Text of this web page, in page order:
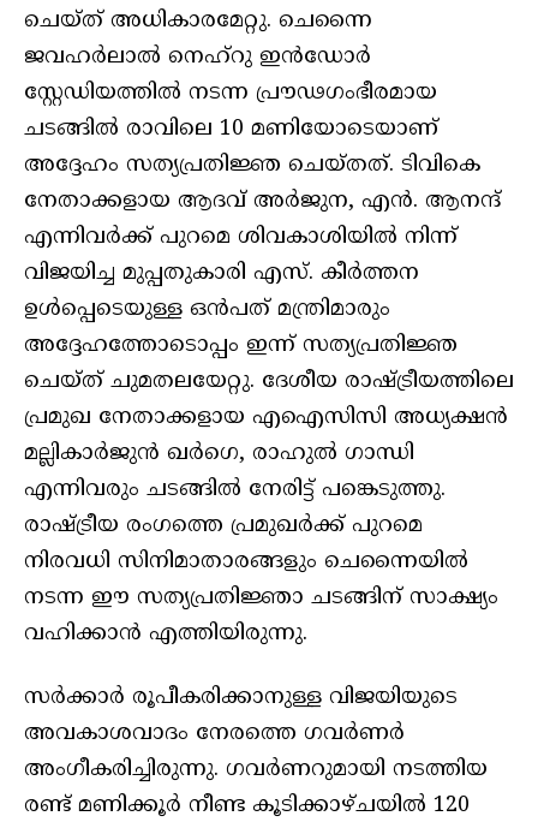
ചെയ്ത് അധികാരമേറ്റു. ചെന്നൈ
ജവഹർലാൽ നെഹ്‌റു ഇൻഡോർ
സ്റ്റേഡിയത്തിൽ നടന്ന പ്രൗഢഗംഭീരമായ
ചടങ്ങിൽ രാവിലെ 10 മണിയോടെയാണ്
അദ്ദേഹം സത്യപ്രതിജ്ഞ ചെയ്തത്. ടിവികെ
നേതാക്കളായ ആദവ് അർജുന, എൻ. ആനന്ദ്
എന്നിവർക്ക് പുറമെ ശിവകാശിയിൽ നിന്ന്
വിജയിച്ച മുപ്പതുകാരി എസ്. കീർത്തന
ഉൾപ്പെടെയുള്ള ഒൻപത് മന്ത്രിമാരും
അദ്ദേഹത്തോടൊപ്പം ഇന്ന് സത്യപ്രതിജ്ഞ
ചെയ്ത് ചുമതലയേറ്റു. ദേശീയ രാഷ്ട്രീയത്തിലെ
പ്രമുഖ നേതാക്കളായ എഐസിസി അധ്യക്ഷൻ
മല്ലികാർജുൻ ഖർഗെ, രാഹുൽ ഗാന്ധി
എന്നിവരും ചടങ്ങിൽ നേരിട്ട് പങ്കെടുത്തു.
രാഷ്ട്രീയ രംഗത്തെ പ്രമുഖർക്ക് പുറമെ
നിരവധി സിനിമാതാരങ്ങളും ചെന്നൈയിൽ
നടന്ന ഈ സത്യപ്രതിജ്ഞാ ചടങ്ങിന് സാക്ഷ്യം
വഹിക്കാൻ എത്തിയിരുന്നു.
സർക്കാർ രൂപീകരിക്കാനുള്ള വിജയിയുടെ
അവകാശവാദം നേരത്തെ ഗവർണർ
അംഗീകരിച്ചിരുന്നു. ഗവർണറുമായി നടത്തിയ
രണ്ട് മണിക്കൂർ നീണ്ട കൂടിക്കാഴ്ചയിൽ 120